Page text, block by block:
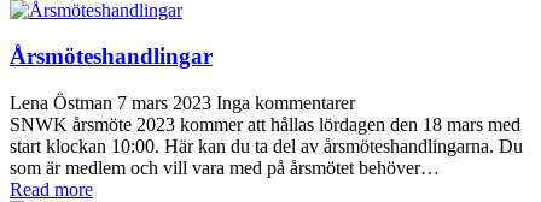
Årsmöteshandlingar
Lena Östman 7 mars 2023 Inga kommentarer
SNWK årsmöte 2023 kommer att hållas lördagen den 18 mars med
start klockan 10:00. Här kan du ta del av årsmöteshandlingarna. Du
som är medlem och vill vara med på årsmötet behöver…
Read more